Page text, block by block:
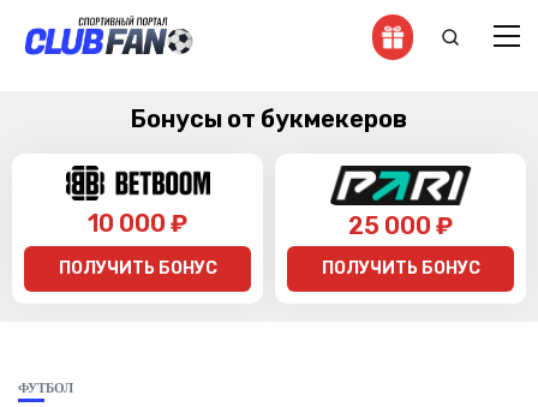
Бонусы от букмекеров
10 000 ₽
ПОЛУЧИТЬ БОНУС
25 000 ₽
ПОЛУЧИТЬ БОНУС
ФУТБОЛ